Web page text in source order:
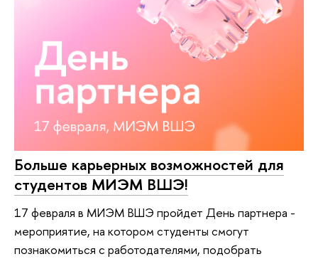
Больше карьерных возможностей для
студентов МИЭМ ВШЭ!
17 февраля в МИЭМ ВШЭ пройдет День партнера -
мероприятие, на котором студенты смогут
познакомиться с работодателями, подобрать